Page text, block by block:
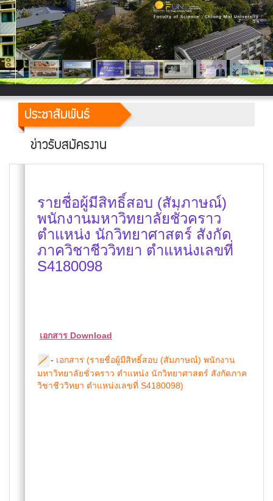
ประชาสัมพันธ์
ข่าวรับสมัครงาน
รายชื่อผู้มีสิทธิ์สอบ (สัมภาษณ์)
พนักงานมหาวิทยาลัยชั่วคราว
ตำแหน่ง นักวิทยาศาสตร์ สังกัด
ภาควิชาชีววิทยา ตำแหน่งเลขที่
S4180098
เอกสาร Download
- เอกสาร (รายชื่อผู้มีสิทธิ์สอบ (สัมภาษณ์) พนักงาน
มหาวิทยาลัยชั่วคราว ตำแหน่ง นักวิทยาศาสตร์ สังกัดภาค
วิชาชีววิทยา ตำแหน่งเลขที่ S4180098)